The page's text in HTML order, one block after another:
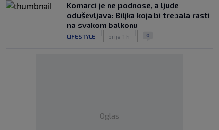
Komarci je ne podnose, a ljude
oduševljava: Biljka koja bi trebala rasti
na svakom balkonu
LIFESTYLE prije 1 h 0
Oglas